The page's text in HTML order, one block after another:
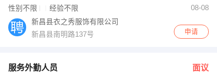
性别不限 经验不限
08-08
新昌县衣之秀服饰有限公司
新昌县南明路137号
申请
服务外勤人员 面议